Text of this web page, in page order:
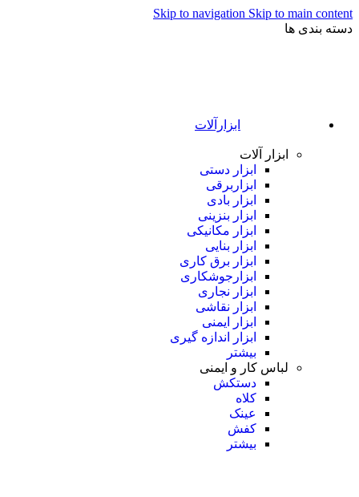
Skip to navigation Skip to main content
دسته بندی ها
ابزارآلات
ابزار آلات
ابزار دستی
ابزاربرقی
ابزار بادی
ابزار بنزینی
ابزار مکانیکی
ابزار بنایی
ابزار برق کاری
ابزارجوشکاری
ابزار نجاری
ابزار نقاشی
ابزار ایمنی
ابزار اندازه گیری
بیشتر
لباس کار و ایمنی
دستکش
کلاه
عینک
کفش
بیشتر